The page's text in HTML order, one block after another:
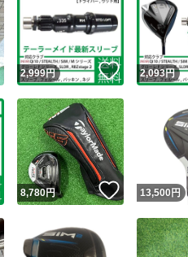
いいね！
2,999円 いいね！
2,093円
いいね！
8,780円 いいね！
13,500 円